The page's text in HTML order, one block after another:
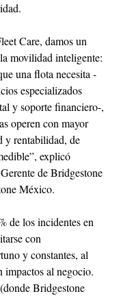
Care, damos un
movilidad inteligente:
una flota necesita -
especializados
y soporte financiero-,
operen con mayor
y rentabilidad, de
explicó
de Bridgestone
México.
de los incidentes en
con
y constantes, al
impactos al negocio.
Bridgestone